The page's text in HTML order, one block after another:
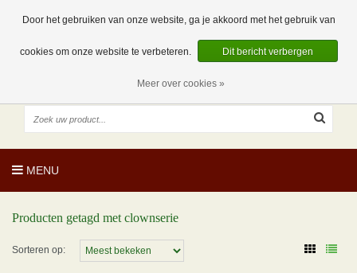
0 Artikelen
NL
EUR
MENU
Producten getagd met clownserie
Sorteren op:
Door het gebruiken van onze website, ga je akkoord met het gebruik van
cookies om onze website te verbeteren. Dit bericht verbergen
Meer over cookies »